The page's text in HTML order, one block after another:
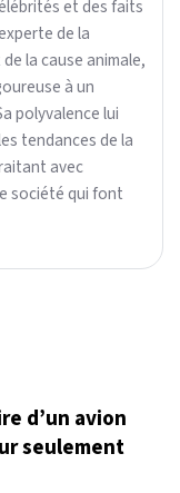
et des faits
de la
la cause animale,
à un
polyvalence lui
tendances de la
avec
société qui font
d’un avion
seulement